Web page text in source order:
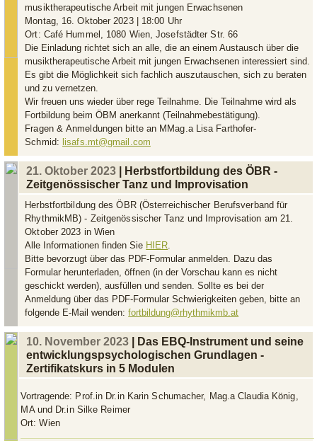
musiktherapeutische Arbeit mit jungen Erwachsenen
Montag, 16. Oktober 2023 | 18:00 Uhr
Ort: Café Hummel, 1080 Wien, Josefstädter Str. 66
Die Einladung richtet sich an alle, die an einem Austausch über die
musiktherapeutische Arbeit mit jungen Erwachsenen interessiert sind.
Es gibt die Möglichkeit sich fachlich auszutauschen, sich zu beraten
und zu vernetzen.
Wir freuen uns wieder über rege Teilnahme. Die Teilnahme wird als
Fortbildung beim ÖBM anerkannt (Teilnahmebestätigung).
Fragen & Anmeldungen bitte an MMag.a Lisa Farthofer-
Schmid: lisafs.mt@gmail.com
21. Oktober 2023 | Herbstfortbildung des ÖBR -
Zeitgenössischer Tanz und Improvisation
Herbstfortbildung des ÖBR (Österreichischer Berufsverband für
RhythmikMB) - Zeitgenössischer Tanz und Improvisation am 21.
Oktober 2023 in Wien
Alle Informationen finden Sie HIER.
Bitte bevorzugt über das PDF-Formular anmelden. Dazu das
Formular herunterladen, öffnen (in der Vorschau kann es nicht
geschickt werden), ausfüllen und senden. Sollte es bei der
Anmeldung über das PDF-Formular Schwierigkeiten geben, bitte an
folgende E-Mail wenden:fortbildung@rhythmikmb.at
10. November 2023 | Das EBQ-Instrument und seine
entwicklungspsychologischen Grundlagen -
Zertifikatskurs in 5 Modulen
Vortragende: Prof.in Dr.in Karin Schumacher, Mag.a Claudia König,
MA und Dr.in Silke Reimer
Ort:Wien